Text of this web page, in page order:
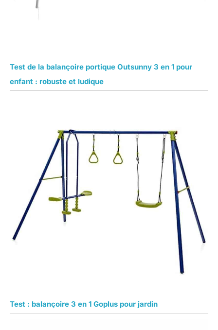
Test de la balançoire portique Outsunny 3 en 1 pour
enfant : robuste et ludique
Test : balançoire 3 en 1 Goplus pour jardin